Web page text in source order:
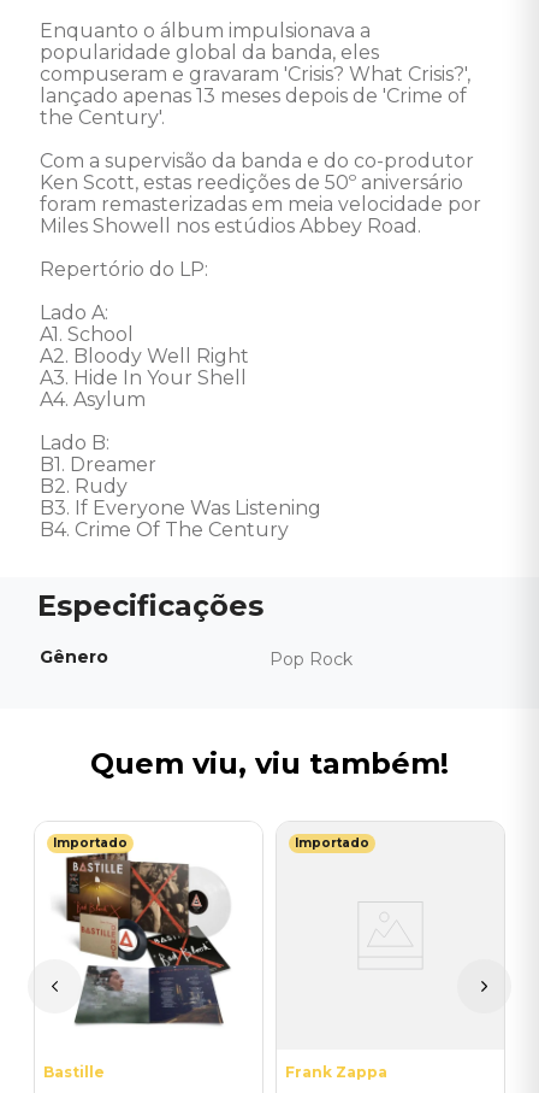
Enquanto o álbum impulsionava a
popularidade global da banda, eles
compuseram e gravaram 'Crisis? What Crisis?',
lançado apenas 13 meses depois de 'Crime of
the Century'.
Com a supervisão da banda e do co-produtor
Ken Scott, estas reedições de 50º aniversário
foram remasterizadas em meia velocidade por
Miles Showell nos estúdios Abbey Road.
Repertório do LP:
Lado A:
A1. School
A2. Bloody Well Right
A3. Hide In Your Shell
A4. Asylum
Lado B:
B1. Dreamer
B2. Rudy
B3. If Everyone Was Listening
B4. Crime Of The Century
Gênero Pop Rock
Quem viu, viu também!
Importado
Bastille
Importado
Frank Zappa